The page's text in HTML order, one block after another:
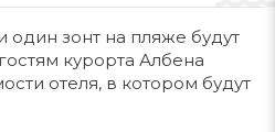
зонт на пляже будут
курорта Албена
отеля, в котором будут